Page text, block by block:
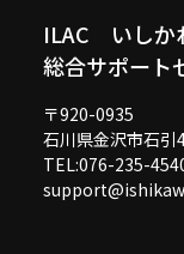
ILAC いしか
総合サポート
〒920-0935
石川県金沢市石
TEL:076-235-